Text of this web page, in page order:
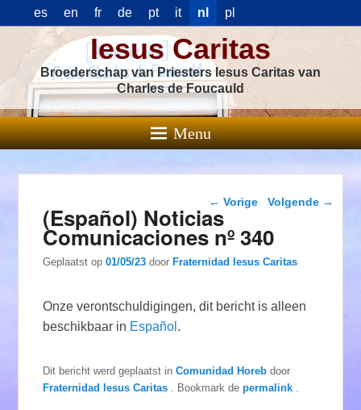
es en fr de pt it nl pl
Iesus Caritas
Broederschap van Priesters Iesus Caritas van
Charles de Foucauld
Menu
Berichtnavigatie
← Vorige Volgende →
(Español) Noticias
Comunicaciones nº 340
Geplaatst op01/05/23 doorFraternidad Iesus Caritas
Onze verontschuldigingen, dit bericht is alleen
beschikbaar in Español .
Dit bericht werd geplaatst inComunidad Horeb door
Fraternidad Iesus Caritas
. Bookmark depermalink